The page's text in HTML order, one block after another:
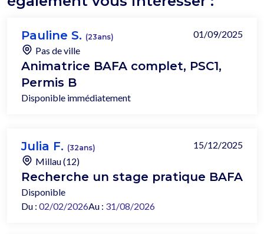
Pauline S. (23ans)
Pas de ville
01/09/2025
Animatrice BAFA complet, PSC1,
Permis B
Disponible immédiatement
Julia F. (32ans)
Millau (12)
15/12/2025
Recherche un stage pratique BAFA
Disponible
Du : 02/02/2026Au : 31/08/2026